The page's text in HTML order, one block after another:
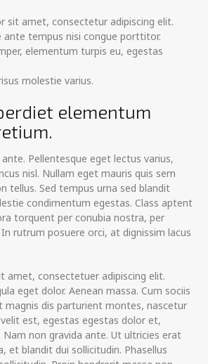
sit amet, consectetur adipiscing elit.
ante tempus nisi congue porttitor.
elementum turpis eu, egestas
molestie varius.
elementum
Pellentesque eget lectus varius,
nisl. Nullam eget mauris quis sem
tellus. Sed tempus urna sed blandit
condimentum egestas. Class aptent
torquent per conubia nostra, per
rutrum posuere orci, at dignissim lacus
amet, consectetuer adipiscing elit.
eget dolor. Aenean massa. Cum sociis
magnis dis parturient montes, nascetur
est, egestas egestas dolor et,
non gravida ante. Ut ultricies erat
et blandit dui sollicitudin. Phasellus